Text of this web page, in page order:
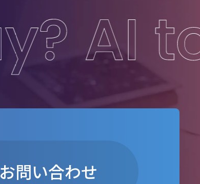
お問い合わせ